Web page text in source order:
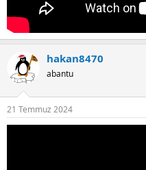
hakan8470
abantu
21 Temmuz 2024